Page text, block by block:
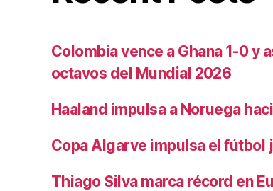
Colombia vence a Ghana 1-0 y
octavos del Mundial 2026
Haaland impulsa a Noruega
Copa Algarve impulsa el fútbol
Thiago Silva marca récord en